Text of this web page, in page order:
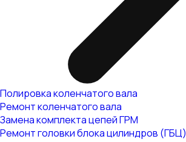
Полировка коленчатого вала
Ремонт коленчатого вала
Замена комплекта цепей ГРМ
Ремонт головки блока цилиндров (ГБЦ)